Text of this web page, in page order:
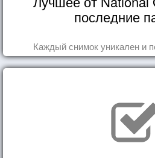
последние
Каждый снимок уникален и